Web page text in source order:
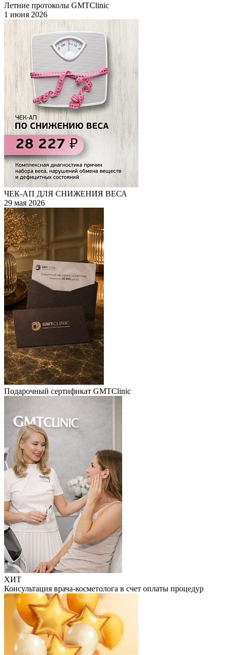
Летние протоколы GMTClinic
1 июня 2026
ЧЕК-АП ДЛЯ СНИЖЕНИЯ ВЕСА
29 мая 2026
Подарочный сертификат GMTClinic
ХИТ
Консультация врача-косметолога в счет оплаты процедур